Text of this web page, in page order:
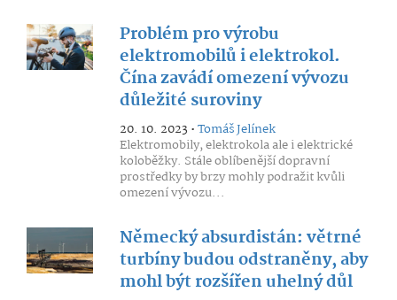
Problém pro výrobu
elektromobilů i elektrokol.
Čína zavádí omezení vývozu
důležité suroviny
20. 10. 2023 •Tomáš Jelínek
Elektromobily, elektrokola ale i elektrické
koloběžky. Stále oblíbenější dopravní
prostředky by brzy mohly podražit kvůli
omezení vývozu...
Německý absurdistán: větrné
turbíny budou odstraněny, aby
mohl být rozšířen uhelný důl